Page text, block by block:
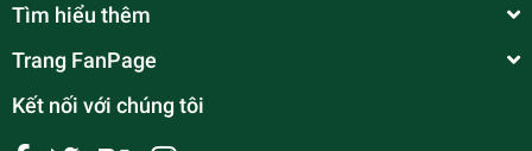
Tìm hiểu thêm
Trang FanPage
Kết nối với chúng tôi